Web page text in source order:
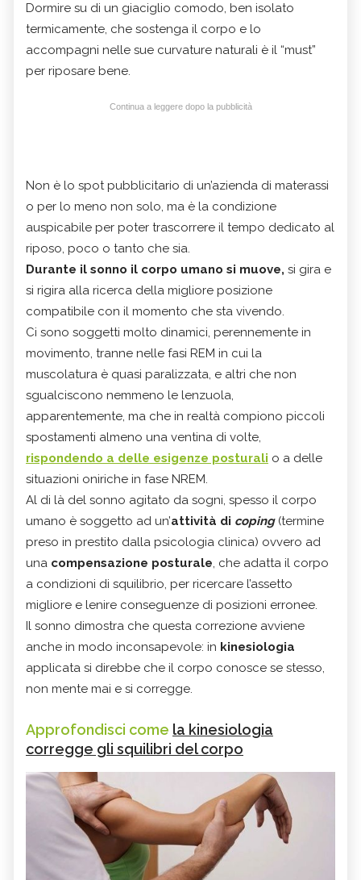
Dormire su di un giaciglio comodo, ben isolato
termicamente, che sostenga il corpo e lo
accompagni nelle sue curvature naturali è il “must”
per riposare bene.
Continua a leggere dopo la pubblicità
Non è lo spot pubblicitario di un’azienda di materassi
o per lo meno non solo, ma è la condizione
auspicabile per poter trascorrere il tempo dedicato al
riposo, poco o tanto che sia.
Durante il sonno il corpo umano si muove, si gira e
si rigira alla ricerca della migliore posizione
compatibile con il momento che sta vivendo.
Ci sono soggetti molto dinamici, perennemente in
movimento, tranne nelle fasi REM in cui la
muscolatura è quasi paralizzata, e altri che non
sgualciscono nemmeno le lenzuola,
apparentemente, ma che in realtà compiono piccoli
spostamenti almeno una ventina di volte,
rispondendo a delle esigenze posturali o a delle
situazioni oniriche in fase NREM.
Al di là del sonno agitato da sogni, spesso il corpo
umano è soggetto ad un’attività di coping (termine
preso in prestito dalla psicologia clinica) ovvero ad
una compensazione posturale, che adatta il corpo
a condizioni di squilibrio, per ricercare l’assetto
migliore e lenire conseguenze di posizioni erronee.
Il sonno dimostra che questa correzione avviene
anche in modo inconsapevole: in kinesiologia
applicata si direbbe che il corpo conosce se stesso,
non mente mai e si corregge.
Approfondisci come la kinesiologia
corregge gli squilibri del corpo